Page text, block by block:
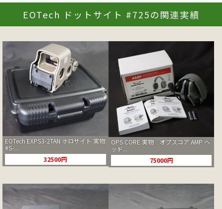
EOTech ドットサイト #725の関連実績
EOTech EXPS3-2TAN ホロサイト 実物
#S-...
32500円
OPS CORE 実物 オプスコア AMP ヘ
ッド...
75000円